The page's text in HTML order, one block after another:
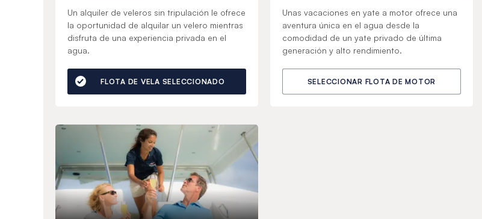
Un alquiler de veleros sin tripulación le ofrece
la oportunidad de alquilar un velero mientras
disfruta de una experiencia privada en el
agua.
FLOTA DE VELA SELECCIONADO
Unas vacaciones en yate a motor ofrece una
aventura única en el agua desde la
comodidad de un yate privado de última
generación y alto rendimiento.
SELECCIONAR FLOTA DE MOTOR